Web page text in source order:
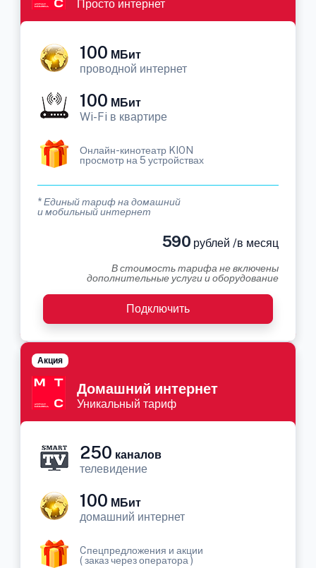
Просто интернет
100 МБит
проводной интернет
100 МБит
Wi-Fi в квартире
Онлайн-кинотеатр KION
просмотр на 5 устройствах
* Единый тариф на домашний
и мобильный интернет
590 рублей /в месяц
В стоимость тарифа не включены
дополнительные услуги и оборудование
Подключить
Домашний интернет
Уникальный тариф
Акция
250 каналов
телевидение
100 МБит
домашний интернет
Cпецпредложения и акции
( заказ через оператора )